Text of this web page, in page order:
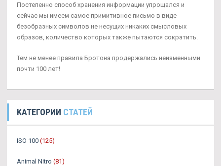
Постепенно способ хранения информации упрощался и
сейчас мы имеем самое примитивное письмо в виде
безобразных символов не несущих никаких смысловых
образов, количество которых также пытаются сократить.
Тем не менее правила Бротона продержались неизменными
почти 100 лет!
КАТЕГОРИИ СТАТЕЙ
ISO 100 (125)
Animal Nitro (81)